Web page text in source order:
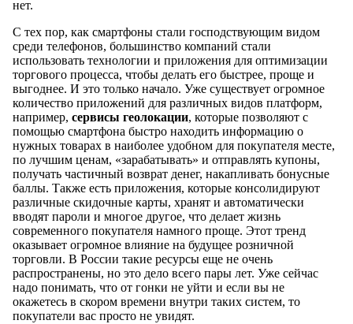
нет.
С тех пор, как смартфоны стали господствующим видом
среди телефонов, большинство компаний стали
использовать технологии и приложения для оптимизации
торгового процесса, чтобы делать его быстрее, проще и
выгоднее. И это только начало. Уже существует огромное
количество приложений для различных видов платформ,
например, сервисы геолокации, которые позволяют с
помощью смартфона быстро находить информацию о
нужных товарах в наиболее удобном для покупателя месте,
по лучшим ценам, «зарабатывать» и отправлять купоны,
получать частичный возврат денег, накапливать бонусные
баллы. Также есть приложения, которые консолидируют
различные скидочные карты, хранят и автоматически
вводят пароли и многое другое, что делает жизнь
современного покупателя намного проще. Этот тренд
оказывает огромное влияние на будущее розничной
торговли. В России такие ресурсы еще не очень
распространены, но это дело всего пары лет. Уже сейчас
надо понимать, что от гонки не уйти и если вы не
окажетесь в скором времени внутри таких систем, то
покупатели вас просто не увидят.